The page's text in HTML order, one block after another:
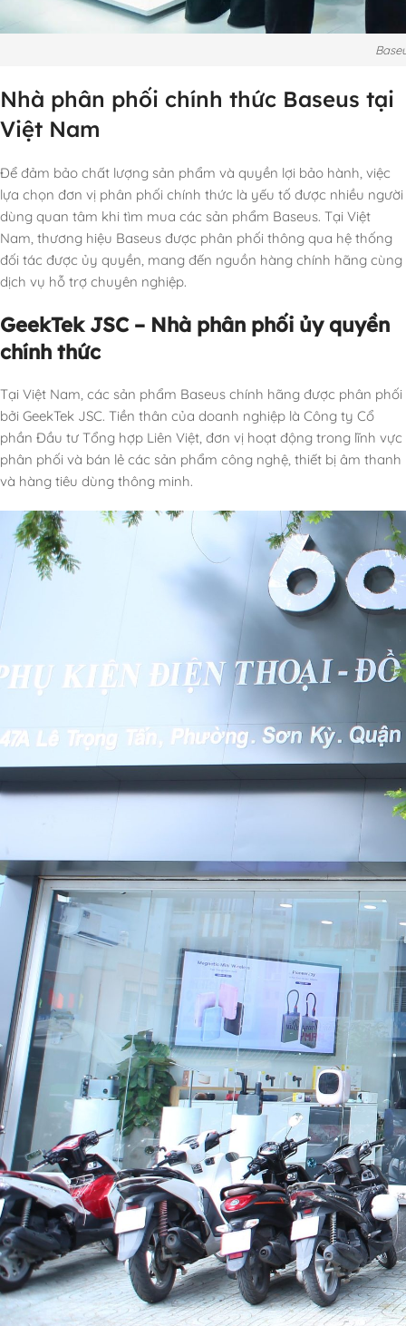
Nhà phân phối chính thức Baseus tại
Việt Nam
Để đảm bảo chất lượng sản phẩm và quyền lợi bảo hành, việc
lựa chọn đơn vị phân phối chính thức là yếu tố được nhiều người
dùng quan tâm khi tìm mua các sản phẩm Baseus. Tại Việt
Nam, thương hiệu Baseus được phân phối thông qua hệ thống
đối tác được ủy quyền, mang đến nguồn hàng chính hãng cùng
dịch vụ hỗ trợ chuyên nghiệp.
GeekTek JSC – Nhà phân phối ủy quyền
chính thức
Tại Việt Nam, các sản phẩm Baseus chính hãng được phân phối
bởi GeekTek JSC. Tiền thân của doanh nghiệp là Công ty Cổ
phần Đầu tư Tổng hợp Liên Việt, đơn vị hoạt động trong lĩnh vực
phân phối và bán lẻ các sản phẩm công nghệ, thiết bị âm thanh
và hàng tiêu dùng thông minh.